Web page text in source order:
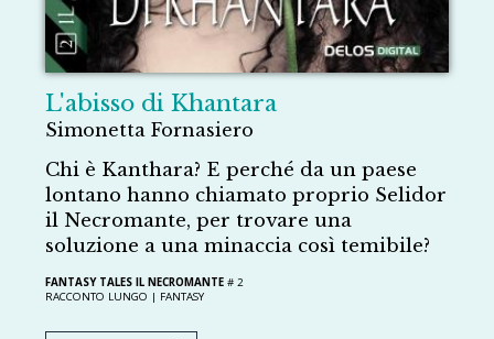
L'abisso di Khantara
Simonetta Fornasiero
Chi è Kanthara? E perché da un paese
lontano hanno chiamato proprio Selidor
il Necromante, per trovare una
soluzione a una minaccia così temibile?
FANTASY TALES IL NECROMANTE # 2
RACCONTO LUNGO | FANTASY